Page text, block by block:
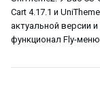
Cart 4.17.1 и
актуальной версии
функционал Fly-меню.